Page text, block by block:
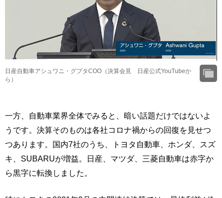
日産自動車アシュワニ・グプタCOO（決算会見 日産公式YouTubeか
ら）
一方、自動車業界全体でみると、暗い話題だけではないよ
うです。決算そのものは各社コロナ禍からの回復を見せつ
つあります。国内7社のうち、トヨタ自動車、ホンダ、スズ
キ、SUBARUが増益。日産、マツダ、三菱自動車は赤字か
ら黒字に転換しました。